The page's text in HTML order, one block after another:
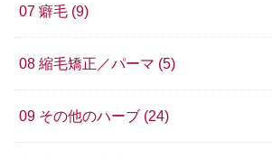
07 癖毛 (9)
08 縮毛矯正／パーマ (5)
09 その他のハーブ (24)